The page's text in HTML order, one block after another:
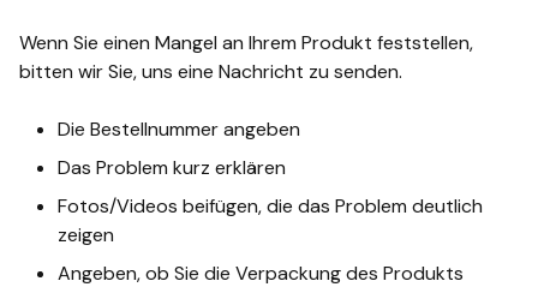
Wenn Sie einen Mangel an Ihrem Produkt feststellen,
bitten wir Sie, uns eine Nachricht zu senden.
Die Bestellnummer angeben
Das Problem kurz erklären
Fotos/Videos beifügen, die das Problem deutlich
zeigen
Angeben, ob Sie die Verpackung des Produkts